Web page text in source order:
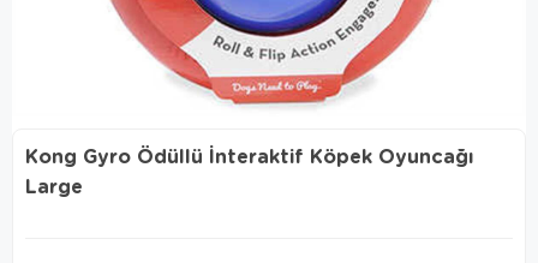
Kong Gyro Ödüllü İnteraktif Köpek Oyuncağı
Large